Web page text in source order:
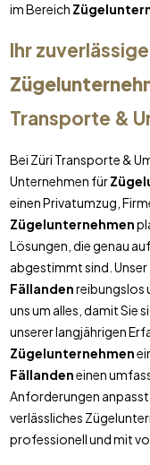
im Bereich
Ihr
Transporte &
Bei Züri Transporte &
Unternehmen für
einen Privatumzug,
Zügelunternehmen
Lösungen, die genau
abgestimmt sind. Unser
Fällandenreibungslos
uns um alles, damit Sie
unserer langjährigen
Zügelunternehmen
Fällandeneinen
Anforderungen
verlässliches
professionell und mit